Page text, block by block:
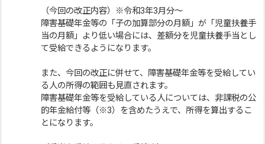
（今回の改正内容）※令和3年3月分～
障害基礎年金等の「子の加算部分の月額」が「児童扶養手
当の月額」より低い場合には、差額分を児童扶養手当とし
て受給できるようになります。
また、今回の改正に併せて、障害基礎年金等を受給してい
る人の所得の範囲も見直されます。
障害基礎年金等を受給している人については、非課税の公
的年金給付等（※3）を含めたうえで、所得を算出するこ
とになります。